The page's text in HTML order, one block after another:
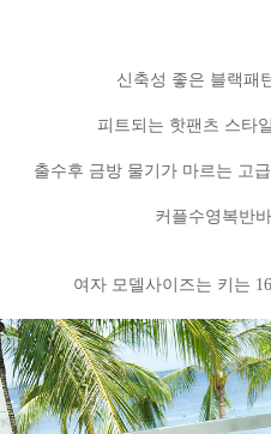
신축성 좋은 블랙패
피트되는 핫팬츠 스타
출수후 금방 물기가 마르는 고
커플수영복반
여자 모델사이즈는 키는